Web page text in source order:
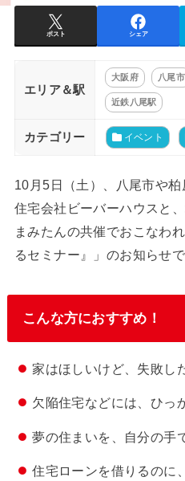
ポスト シェア
エリア＆駅
大阪府 八尾市
近鉄八尾駅
カテゴリー イベント
10月5日（土）、八尾市や
住宅会社ビーバーハウスと
まみたんの共催でおこなわ
るセミナー』」のお知らせで
こんな方におすすめ！
家はほしいけど、失敗し
欠陥住宅などには、ひっ
夢の住まいを、自分の手
住宅ローンを借りるのに